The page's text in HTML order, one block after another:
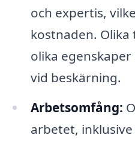
och expertis,
kostnaden.
olika
vid beskärning.
Arbetsomfång:
arbetet,